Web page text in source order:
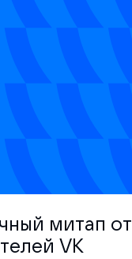
митап от
VK